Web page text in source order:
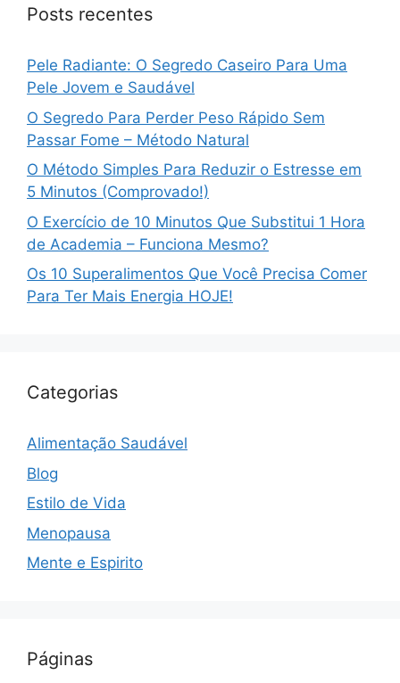
Posts recentes
Pele Radiante: O Segredo Caseiro Para Uma
Pele Jovem e Saudável
O Segredo Para Perder Peso Rápido Sem
Passar Fome – Método Natural
O Método Simples Para Reduzir o Estresse em
5 Minutos (Comprovado!)
O Exercício de 10 Minutos Que Substitui 1 Hora
de Academia – Funciona Mesmo?
Os 10 Superalimentos Que Você Precisa Comer
Para Ter Mais Energia HOJE!
Categorias
Alimentação Saudável
Blog
Estilo de Vida
Menopausa
Mente e Espirito
Páginas